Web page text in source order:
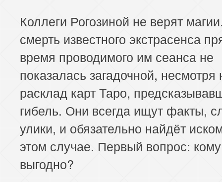
Коллеги Рогозиной не верят
смерть известного экстрасенса
время проводимого им сеанса не
показалась загадочной, несмотря
расклад карт Таро,
гибель. Они всегда ищут факты,
улики, и обязательно найдёт
этом случае. Первый вопрос: кому
выгодно?